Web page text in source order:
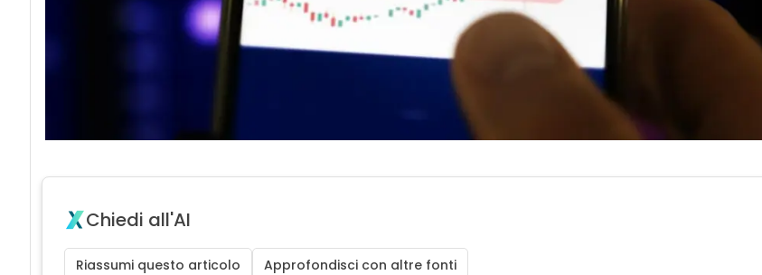
Chiedi all'AI
Riassumi questo articolo Approfondisci con altre fonti